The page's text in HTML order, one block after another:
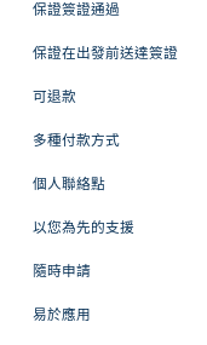
保證簽證通過
保證在出發前送達簽證
可退款
多種付款方式
個人聯絡點
以您為先的支援
隨時申請
易於應用